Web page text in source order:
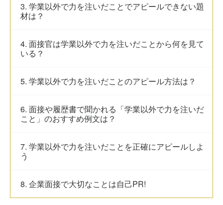
3. 学業以外で力を注いだことでアピールできない題
材は？
4. 面接官は学業以外で力を注いだことから何を見て
いる？
5. 学業以外で力を注いだことのアピール方法は？
6. 面接や履歴書で聞かれる「学業以外で力を注いだ
こと」のおすすめ例文は？
7. 学業以外で力を注いだことを正確にアピールしよ
う
8. 企業面接で大切なことは自己PR!